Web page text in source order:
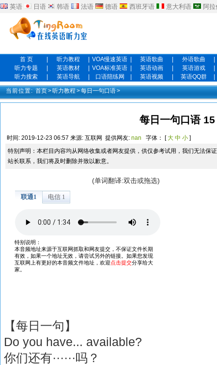
英语 日语 韩语 法语 德语 西班牙语 意大利语 阿
首 页 听力教程 VOA慢速英语 英语歌曲 外语歌曲
听力专题
英语教材 VOA标准英语 英语动画 英语游戏
听力搜索
英语导航 口语陪练网 英语视频 英语QQ群
当前位置: 首页>听力教程 >每日一句口语>
每日一句口语 15
时间: 2019-12-23 06:57 来源: 互联网 提供网友: nan 字体： [大 中 小 ]
特别声明：本栏目内容均从网络收集或者网友提供，供仅参考试用，我们无法保
站长联系，我们将及时删除并致以歉意。
(单词翻译:双击或拖选)
【每日一句】
Do you have... available?
你们还有······吗？